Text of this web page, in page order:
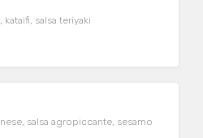
salsa teriyaki
salsa agropiccante, sesamo